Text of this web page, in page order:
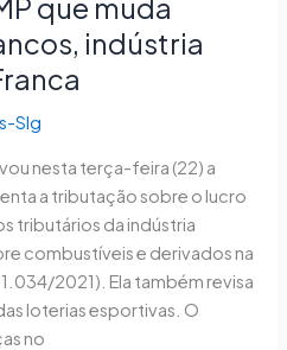
que muda
indústria
Slg
nesta terça-feira (22) a
a tributação sobre o lucro
tributários da indústria
combustíveis e derivados na
1.034/2021). Ela também revisa
loterias esportivas. O
no